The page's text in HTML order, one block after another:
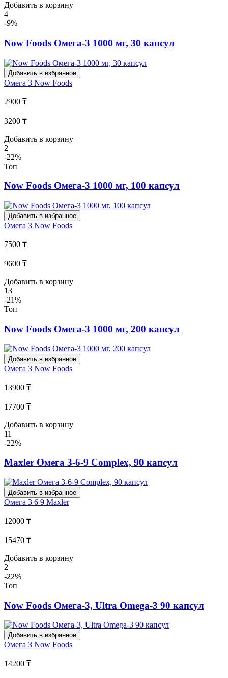
Добавить в корзину
4
-9%
Now Foods Омега-3 1000 мг, 30 капсул
Добавить в избранное
Омега 3 Now Foods
2900 ₸
3200 ₸
Добавить в корзину
2
-22%
Топ
Now Foods Омега-3 1000 мг, 100 капсул
Добавить в избранное
Омега 3 Now Foods
7500 ₸
9600 ₸
Добавить в корзину
13
-21%
Топ
Now Foods Омега-3 1000 мг, 200 капсул
Добавить в избранное
Омега 3 Now Foods
13900 ₸
17700 ₸
Добавить в корзину
11
-22%
Maxler Омега 3-6-9 Сomplex, 90 капсул
Добавить в избранное
Омега 3 6 9 Maxler
12000 ₸
15470 ₸
Добавить в корзину
2
-22%
Топ
Now Foods Омега-3, Ultra Omega-3 90 капсул
Добавить в избранное
Омега 3 Now Foods
14200 ₸